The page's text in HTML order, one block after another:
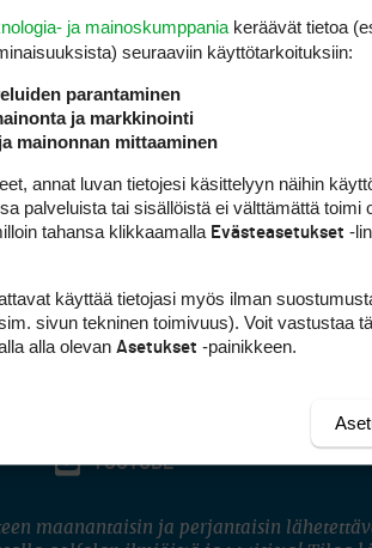
INSTAGRAM
YOUTUBE
maanantaisin ja perjantaisin
ja mainoskumppania keräävät tietoa
seuraaviin käyttötarkoituksiin:
parantaminen
ja markkinointi
mainonnan mittaaminen
annat luvan tietojesi käsittelyyn näihin
palveluista tai sisällöistä ei välttämättä toimi
tahansa klikkaamalla Evästeasetukset -
käyttää tietojasi myös ilman
sivun tekninen toimivuus). Voit vastustaa
alla olevan Asetukset -painikkeen.